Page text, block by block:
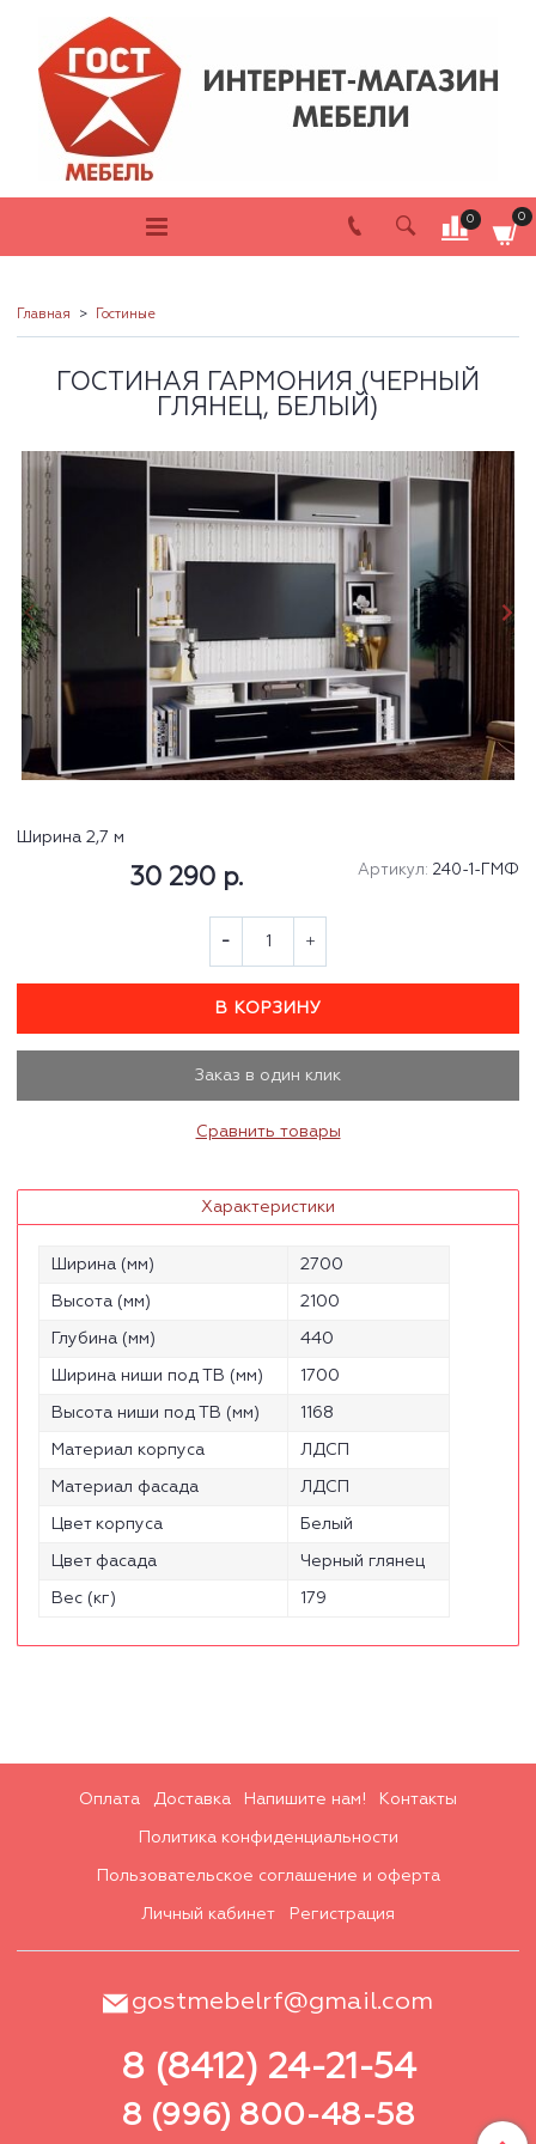
0 0
Главная Гостиные
ГОСТИНАЯ ГАРМОНИЯ (ЧЕРНЫЙ
ГЛЯНЕЦ, БЕЛЫЙ)
Ширина 2,7 м
Артикул: 240-1-ГМФ
30 290 р.
В КОРЗИНУ
Заказ в один клик
Сравнить товары
Характеристики
Ширина (мм) 2700
Высота (мм) 2100
Глубина (мм) 440
Ширина ниши под ТВ (мм) 1700
Высота ниши под ТВ (мм) 1168
Материал корпуса ЛДСП
Материал фасада ЛДСП
Цвет корпуса Белый
Цвет фасада Черный глянец
Вес (кг) 179
Оплата Доставка Напишите нам! Контакты
Политика конфиденциальности
Пользовательское соглашение и оферта
Личный кабинет Регистрация
gostmebelrf@gmail.com
8 (8412) 24-21-54
8 (996) 800-48-58